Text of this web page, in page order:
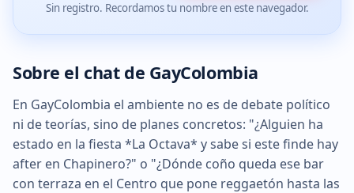
Sin registro. Recordamos tu nombre en este navegador.
Sobre el chat de GayColombia
En GayColombia el ambiente no es de debate político
ni de teorías, sino de planes concretos: "¿Alguien ha
estado en la fiesta *La Octava* y sabe si este finde hay
after en Chapinero?" o "¿Dónde coño queda ese bar
con terraza en el Centro que pone reggaetón hasta las